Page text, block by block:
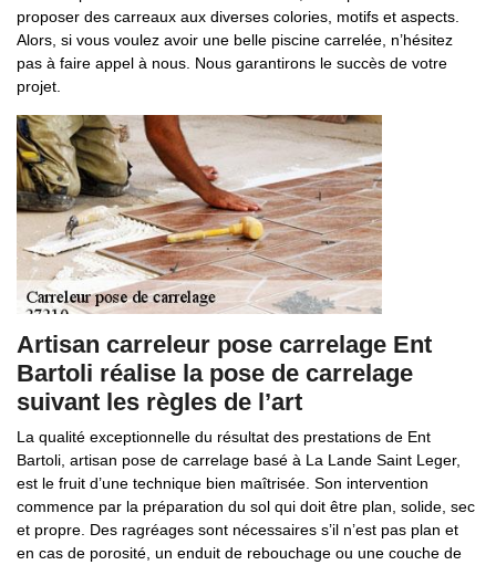
proposer des carreaux aux diverses colories, motifs et aspects.
Alors, si vous voulez avoir une belle piscine carrelée, n’hésitez
pas à faire appel à nous. Nous garantirons le succès de votre
projet.
Artisan carreleur pose carrelage Ent
Bartoli réalise la pose de carrelage
suivant les règles de l’art
La qualité exceptionnelle du résultat des prestations de Ent
Bartoli, artisan pose de carrelage basé à La Lande Saint Leger,
est le fruit d’une technique bien maîtrisée. Son intervention
commence par la préparation du sol qui doit être plan, solide, sec
et propre. Des ragréages sont nécessaires s’il n’est pas plan et
en cas de porosité, un enduit de rebouchage ou une couche de